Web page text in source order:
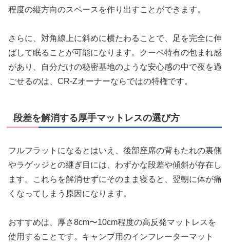
程度の縦方向のスペースを作り出すことができます。
さらに、対角線上に斜めに横たわることで、足を完全に伸
ばして眠ることが可能になります。クーペ特有の包まれ感
があり、自分だけの秘密基地のような安心感の中で夜を過
ごせるのは、CR-Zオーナーならではの特権です。
段差を解消する厚手マットレスの選び方
フルフラットになるとはいえ、後部座席の背もたれの裏側
やラゲッジとの継ぎ目には、わずかな段差や傾斜が存在し
ます。これらを解消せずにそのまま寝ると、翌朝に体が痛
くなってしまう原因になります。
おすすめは、厚さ8cm〜10cm程度の高反発マットレスを
使用することです。キャンプ用のインフレーターマット